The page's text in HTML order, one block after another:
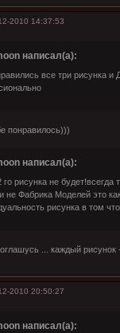
2010 14:37:53
написал(а):
все три рисунка
понравилось)))
написал(а):
го рисунка не
не Фабрика Моделей это
рисунка в том
... каждый рисунок
2010 20:50:27
написал(а):